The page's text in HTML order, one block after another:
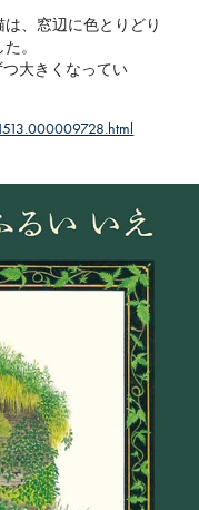
、窓辺に色とりどり
。
大きくなってい